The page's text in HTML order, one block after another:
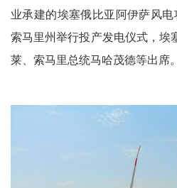
业承建的埃塞俄比亚阿伊萨风
索马里州举行投产发电仪式，埃
莱、索马里总统马哈茂德等出席。